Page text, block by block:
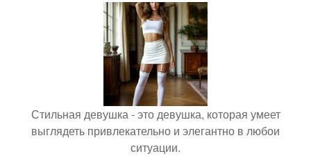
Стильная девушка - это девушка, которая умеет
выглядеть привлекательно и элегантно в любои
ситуации.